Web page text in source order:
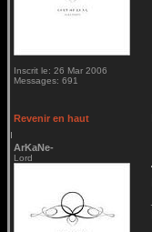
Inscrit le: 26 Mar 2006
Messages: 691
Revenir en haut
ArKaNe-
Lord